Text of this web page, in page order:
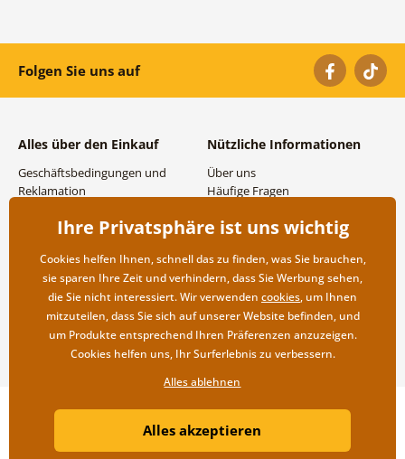
Folgen Sie uns auf
Alles über den Einkauf
Geschäftsbedingungen und
Reklamation
Versand- und
Rücksendung der Ware
Nützliche Informationen
Über uns
Häufige Fragen
Großhandel und
Copyright ©2019 © Dovido.de.
Litvanyi.sk| Online-Shop erstellt von
Ihre Privatsphäre ist uns wichtig
Cookies helfen Ihnen, schnell das zu finden, was Sie brauchen,
sie sparen Ihre Zeit und verhindern, dass Sie Werbung sehen,
die Sie nicht interessiert. Wir verwenden cookies, um Ihnen
mitzuteilen, dass Sie sich auf unserer Website befinden, und
um Produkte entsprechend Ihren Präferenzen anzuzeigen.
Cookies helfen uns, Ihr Surferlebnis zu verbessern.
Alles ablehnen
Alles akzeptieren